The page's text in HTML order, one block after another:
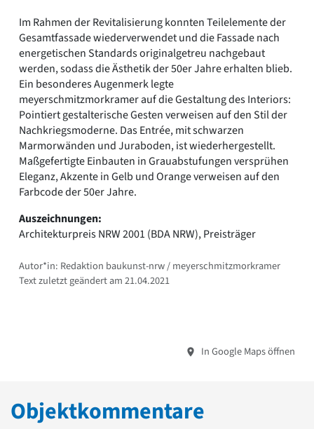
Im Rahmen der Revitalisierung konnten Teilelemente der
Gesamtfassade wiederverwendet und die Fassade nach
energetischen Standards originalgetreu nachgebaut
werden, sodass die Ästhetik der 50er Jahre erhalten blieb.
Ein besonderes Augenmerk legte
meyerschmitzmorkramer auf die Gestaltung des Interiors:
Pointiert gestalterische Gesten verweisen auf den Stil der
Nachkriegsmoderne. Das Entrée, mit schwarzen
Marmorwänden und Juraboden, ist wiederhergestellt.
Maßgefertigte Einbauten in Grauabstufungen versprühen
Eleganz, Akzente in Gelb und Orange verweisen auf den
Farbcode der 50er Jahre.
Auszeichnungen:
Architekturpreis NRW 2001 (BDA NRW), Preisträger
Autor*in: Redaktion baukunst-nrw / meyerschmitzmorkramer
Text zuletzt geändert am 21.04.2021
In Google Maps öffnen
Objektkommentare